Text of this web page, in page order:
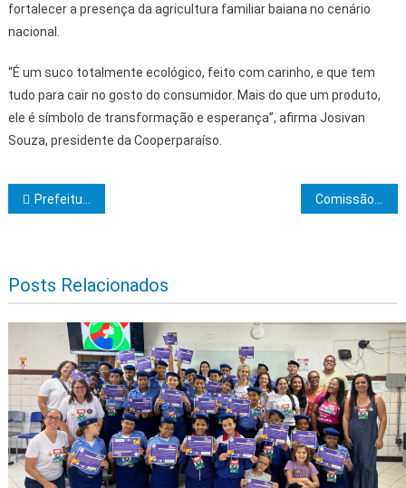
fortalecer a presença da agricultura familiar baiana no cenário
nacional.
“É um suco totalmente ecológico, feito com carinho, e que tem
tudo para cair no gosto do consumidor. Mais do que um produto,
ele é símbolo de transformação e esperança”, afirma Josivan
Souza, presidente da Cooperparaíso.
Navegação de Post
Prefeitura de Ilhéus apresenta cumprimento de metas fiscais do 1º quadrimestre de 2025 em audiência
Posts Relacionados